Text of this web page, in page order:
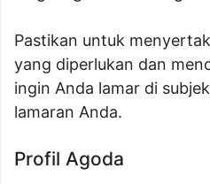
Pastikan untuk
yang diperlukan dan
ingin Anda lamar di
lamaran Anda.
Profil Agoda